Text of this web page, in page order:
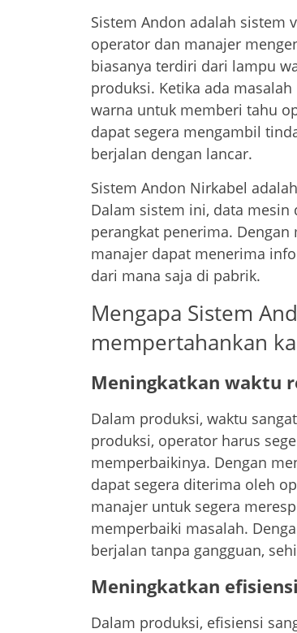
Sistem Andon adalah sistem
operator dan manajer
biasanya terdiri dari lampu
produksi. Ketika ada
warna untuk memberi tahu
dapat segera mengambil
berjalan dengan lancar.
Sistem Andon Nirkabel
Dalam sistem ini, data
perangkat penerima.
manajer dapat menerima
dari mana saja di pabrik.
Mengapa Sistem
mempertahankan
Meningkatkan waktu
Dalam produksi, waktu
produksi, operator harus
memperbaikinya. Dengan
dapat segera diterima oleh
manajer untuk segera
memperbaiki masalah.
berjalan tanpa gangguan,
Meningkatkan
Dalam produksi, efisiensi